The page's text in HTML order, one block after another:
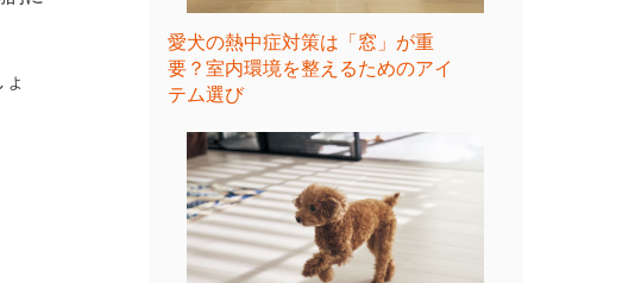
愛犬の熱中症対策は「窓」が重
要？室内環境を整えるためのアイ
テム選び